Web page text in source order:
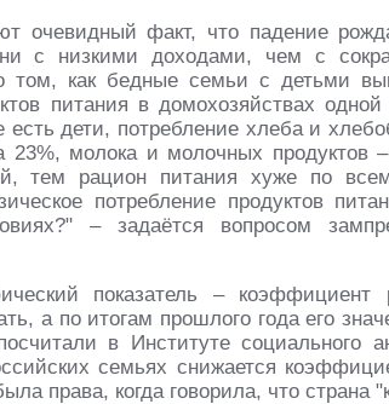
очевидный факт, что падение
с низкими доходами, чем с
том, как бедные семьи с детьми
питания в домохозяйствах
дети, потребление хлеба и
23%, молока и молочных продуктов
тем рацион питания хуже по
потребление продуктов
– задаётся вопросом
показатель –
а по итогам прошлого года его
в Институте социального
семьях снижается
права, когда говорила, что страна